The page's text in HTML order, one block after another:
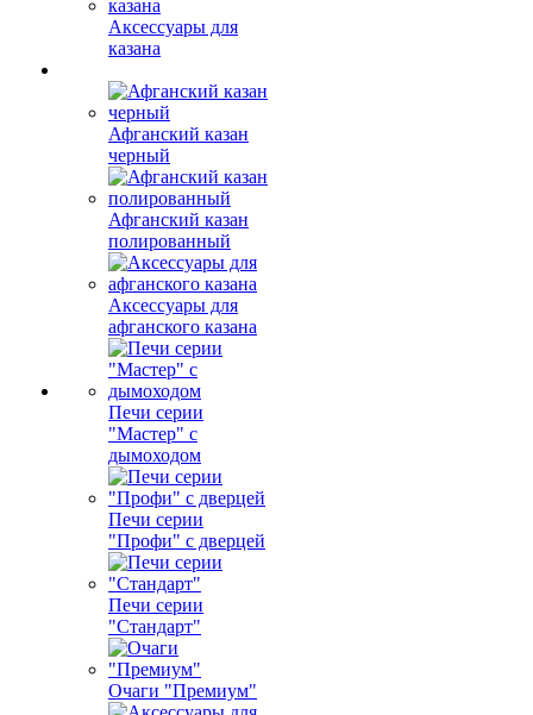
Аксессуары для
казана
Афганский казан
черный
Афганский казан
полированный
Аксессуары для
афганского казана
Печи серии
"Мастер" с
дымоходом
Печи серии
"Профи" с дверцей
Печи серии
"Стандарт"
Очаги "Премиум"